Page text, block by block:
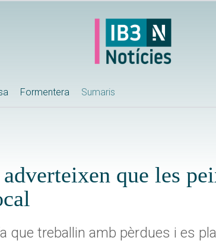
Formentera Sumaris
que les
que treballin amb pèrdues i es